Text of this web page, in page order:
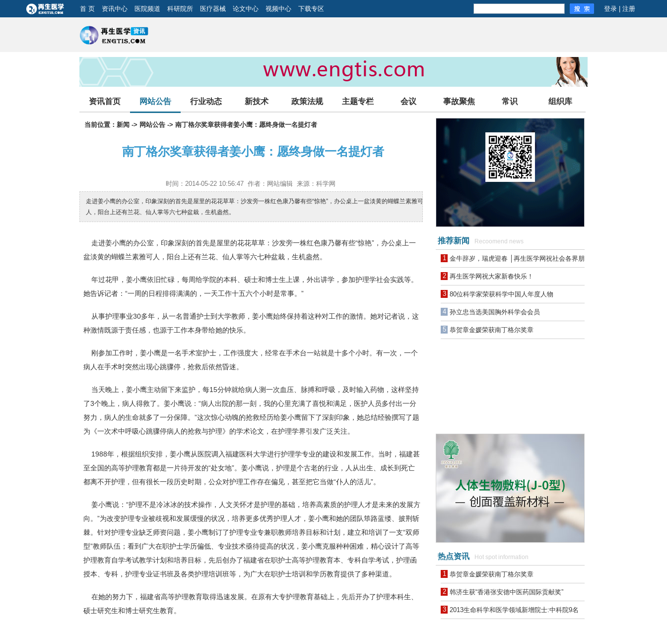
首 页 资讯中心 医院频道 科研院所 医疗器械 论文中心 视频中心 下载专区 登录| 注册
资讯首页 网站公告 行业动态 新技术 政策法规 主题专栏 会议 事故聚焦 常识 组织库
当前位置： 新闻 -> 网站公告 -> 南丁格尔奖章获得者姜小鹰：愿终身做一名提灯者
南丁格尔奖章获得者姜小鹰：愿终身做一名提灯者
时间：2014-05-22 10:56:47 作者：网站编辑 来源：科学网
走进姜小鹰的办公室，印象深刻的首先是屋里的花花草草：沙发旁一株红色康乃馨有些“惊艳”，办公桌上一盆淡黄的蝴蝶兰素雅可
人，阳台上还有兰花、仙人掌等六七种盆栽，生机盎然。
走进姜小鹰的办公室，印象深刻的首先是屋里的花花草草：沙发旁一株红色康乃馨有些“惊艳”，办公桌上一
盆淡黄的蝴蝶兰素雅可人，阳台上还有兰花、仙人掌等六七种盆栽，生机盎然。
年过花甲，姜小鹰依旧忙碌，每周给学院的本科、硕士和博士生上课，外出讲学，参加护理学社会实践等。
她告诉记者：“一周的日程排得满满的，一天工作十五六个小时是常事。”
从事护理事业30多年，从一名普通护士到大学教师，姜小鹰始终保持着这种对工作的激情。她对记者说，这
种激情既源于责任感，也源于工作本身带给她的快乐。
刚参加工作时，姜小鹰是一名手术室护士，工作强度大，经常在手术台一站就是十多个小时。有一次，一个
病人在手术时突然出现心跳骤停，抢救后依然昏迷。
当天晚上，姜小鹰主动留下来监护，每15分钟就给病人测一次血压、脉搏和呼吸，及时输入药物，这样坚持
了3个晚上，病人得救了。姜小鹰说：“病人出院的那一刻，我的心里充满了喜悦和满足，医护人员多付出一分
努力，病人的生命就多了一分保障。”这次惊心动魄的抢救经历给姜小鹰留下了深刻印象，她总结经验撰写了题
为《一次术中呼吸心跳骤停病人的抢救与护理》的学术论文，在护理学界引发广泛关注。
1988年，根据组织安排，姜小鹰从医院调入福建医科大学进行护理学专业的建设和发展工作。当时，福建甚
至全国的高等护理教育都是一片待开发的“处女地”。姜小鹰说，护理是个古老的行业，人从出生、成长到死亡
都离不开护理，但有很长一段历史时期，公众对护理工作存在偏见，甚至把它当做“仆人的活儿”。
姜小鹰说：“护理不是冷冰冰的技术操作，人文关怀才是护理的基础，培养高素质的护理人才是未来的发展方
向。”为改变护理专业被歧视和发展缓慢的状况，培养更多优秀护理人才，姜小鹰和她的团队筚路蓝缕、披荆斩
棘。针对护理专业缺乏师资问题，姜小鹰制订了护理专业专兼职教师培养目标和计划，建立和培训了一支“双师
型”教师队伍；看到广大在职护士学历偏低、专业技术亟待提高的状况，姜小鹰克服种种困难，精心设计了高等
护理教育自学考试教学计划和培养目标，先后创办了福建省在职护士高等护理教育本、专科自学考试，护理函
授本、专科，护理专业证书班及各类护理培训班等，为广大在职护士培训和学历教育提供了多种渠道。
在她的努力下，福建省高等护理教育取得迅速发展。在原有大专护理教育基础上，先后开办了护理本科生、
硕士研究生和博士研究生教育。
推荐新闻 Recoomend news
1 金牛辞岁，瑞虎迎春 │再生医学网祝社会各界朋
友新春快乐！
2 再生医学网祝大家新春快乐！
3 80位科学家荣获科学中国人年度人物
4 孙立忠当选美国胸外科学会会员
5 恭贺章金媛荣获南丁格尔奖章
热点资讯 Hot spot information
1 恭贺章金媛荣获南丁格尔奖章
2 韩济生获“香港张安德中医药国际贡献奖”
3 2013生命科学和医学领域新增院士:中科院9名